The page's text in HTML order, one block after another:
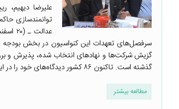
علیرضا
توانمندسازی
سرفصل‌های تعهدات این کنواسیون در بخش بودجه
گزیش شرکت‌ها و نهادهای انتخاب شده، پذیرش و
گذشته است. تاکنون ۸۶ کشور دیدگاه‌های خود را در این زمینه ...
مطالعه بیشتر